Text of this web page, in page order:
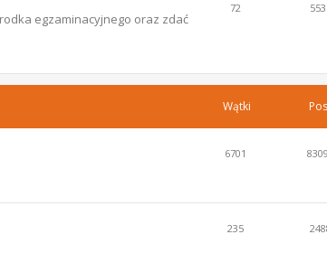
egzaminacyjnego oraz zdać
72
Wątki
6701
235